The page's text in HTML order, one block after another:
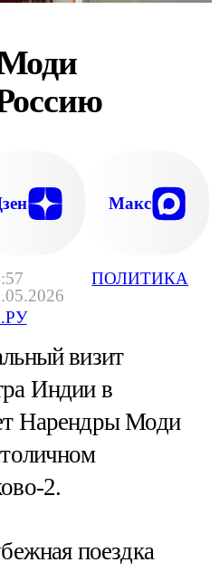
ПОЛИТИКА
Макс
визит
Индии в
Нарендры Моди
2.
поездка